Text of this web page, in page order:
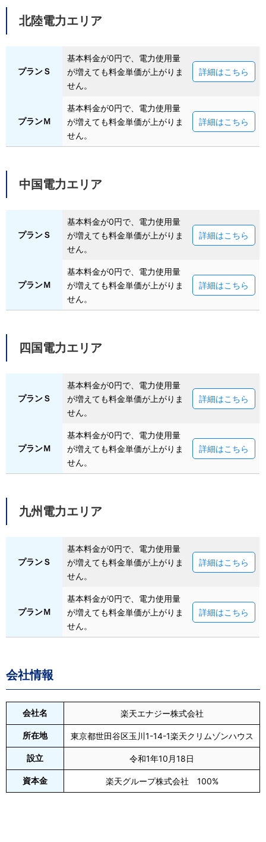
北陸電力エリア
プランＳ
基本料金が0円で、電力使用量
が増えても料金単価が上がりま
せん。
詳細はこちら
プランＭ
基本料金が0円で、電力使用量
が増えても料金単価が上がりま
せん。
詳細はこちら
中国電力エリア
プランＳ
基本料金が0円で、電力使用量
が増えても料金単価が上がりま
せん。
詳細はこちら
プランＭ
基本料金が0円で、電力使用量
が増えても料金単価が上がりま
せん。
詳細はこちら
四国電力エリア
プランＳ
基本料金が0円で、電力使用量
が増えても料金単価が上がりま
せん。
詳細はこちら
プランＭ
基本料金が0円で、電力使用量
が増えても料金単価が上がりま
せん。
詳細はこちら
九州電力エリア
プランＳ
基本料金が0円で、電力使用量
が増えても料金単価が上がりま
せん。
詳細はこちら
プランＭ
基本料金が0円で、電力使用量
が増えても料金単価が上がりま
せん。
詳細はこちら
会社情報
会社名 楽天エナジー株式会社
所在地 東京都世田谷区玉川1-14-1楽天クリムゾンハウス
設立 令和1年10月18日
資本金 楽天グループ株式会社 100%